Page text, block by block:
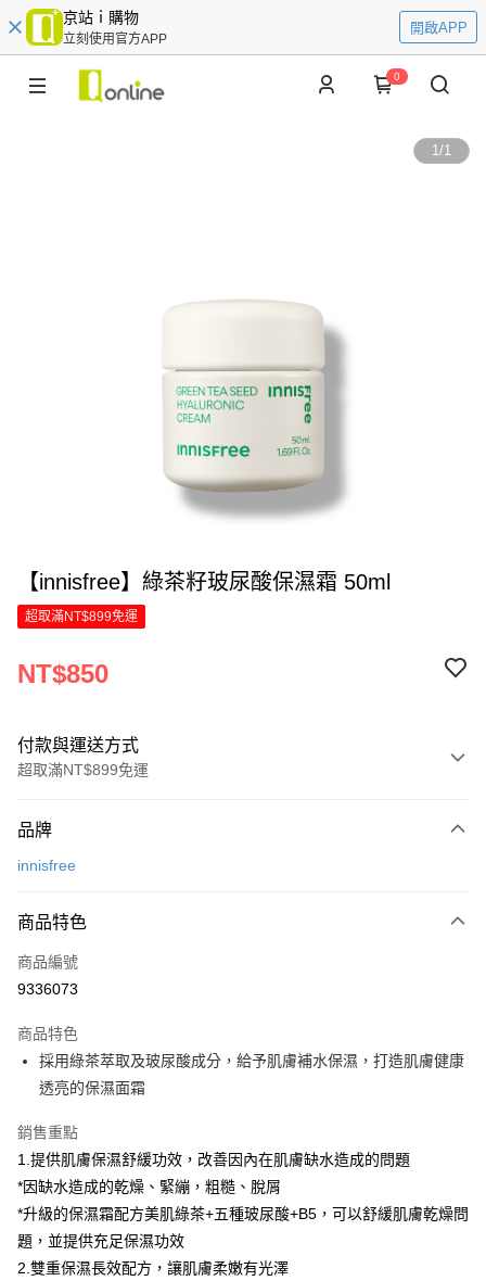
京站ｉ購物
立刻使用官方APP
開啟APP
0
1/1
【innisfree】綠茶籽玻尿酸保濕霜 50ml
超取滿NT$899免運
NT$850
付款與運送方式
超取滿NT$899免運
信用卡一次付款
Apple Pay
街口支付
Google Pay
全盈+PAY
大哥付你分期
相關說明
1.本服務由台灣大哥大提供，台灣大哥大用戶可立即使用無須另外申請。
2.付款方式選擇「大哥付你分期」，訂單成立後會自動跳轉到大哥付的交易
流程，驗證手機門號後，選擇欲分期的期數、繳款截止日，確認付款後即完
成交易。
3.實際核准額度、可分期數及費用金額請依後續交易確認頁面所載為準。
AFTEE先享後付
相關說明
【關於「AFTEE先享後付」】
AFTEE先享後付是「在收到商品之後才付款」的支付方式。 讓您購物簡單
ATM付款
品牌
innisfree
商品特色
商品編號
9336073
商品特色
採用綠茶萃取及玻尿酸成分，給予肌膚補水保濕，打造肌膚健康
透亮的保濕面霜
銷售重點
1.提供肌膚保濕舒緩功效，改善因內在肌膚缺水造成的問題
*因缺水造成的乾燥、緊繃，粗糙、脫屑
*升級的保濕霜配方美肌綠茶+五種玻尿酸+B5，可以舒緩肌膚乾燥問
題，並提供充足保濕功效
2.雙重保濕長效配方，讓肌膚柔嫩有光澤